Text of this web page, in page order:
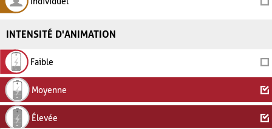
INTENSITÉ D'ANIMATION
Faible
Moyenne
Élevée